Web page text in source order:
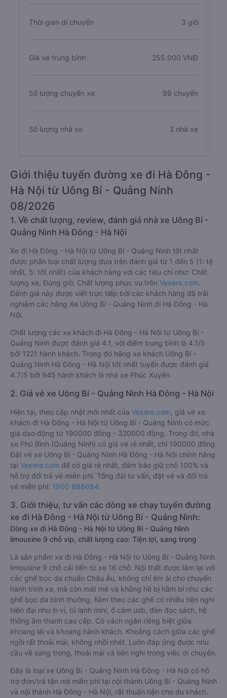
Thời gian di chuyển 3 giờ
Giá vé trung bình 255.000 VNĐ
Số lượng chuyến xe 99 chuyến
Số lượng nhà xe 3 nhà xe
Giới thiệu tuyến đường xe đi Hà Đông -
Hà Nội từ Uông Bí - Quảng Ninh
08/2026
1. Về chất lượng, review, đánh giá nhà xe Uông Bí -
Quảng Ninh Hà Đông - Hà Nội
Xe đi Hà Đông - Hà Nội từ Uông Bí - Quảng Ninh tốt nhất
được phân loại chất lượng dựa trên đánh giá từ 1 đến 5 (1: tệ
nhất, 5: tốt nhất) của khách hàng với các tiêu chí như: Chất
lượng xe, Đúng giờ, Chất lượng phục vụ trên Vexere.com.
Đánh giá này được viết trực tiếp bởi các khách hàng đã trải
nghiệm các hãng Xe Uông Bí - Quảng Ninh đi Hà Đông - Hà
Nội.
Chất lượng các xe khách đi Hà Đông - Hà Nội từ Uông Bí -
Quảng Ninh được đánh giá 4.1, với điểm trung bình là 4.1/5
bởi 1221 hành khách. Trong đó hãng xe khách Uông Bí -
Quảng Ninh Hà Đông - Hà Nội tốt nhất tuyến được đánh giá
4.7/5 bởi 945 hành khách là nhà xe Phúc Xuyên.
2. Giá vé xe Uông Bí - Quảng Ninh Hà Đông - Hà Nội
Hiện tại, theo cập nhật mới nhất của Vexere.com , giá vé xe
khách đi Hà Đông - Hà Nội từ Uông Bí - Quảng Ninh có mức
giá dao động từ 190000 đồng - 320000 đồng. Trong đó, nhà
xe Phú Bình (Quảng Ninh) có giá vé rẻ nhất, chỉ 190000 đồng.
Đặt vé xe Uông Bí - Quảng Ninh Hà Đông - Hà Nội chính hãng
tại Vexere.com để có giá rẻ nhất, đảm bảo giữ chỗ 100% và
hỗ trợ đổi trả vé miễn phí. Tổng đài tư vấn, đặt vé và đổi trả
vé miễn phí: 1900 888684.
3. Giới thiệu, tư vấn các dòng xe chạy tuyến đường
xe đi Hà Đông - Hà Nội từ Uông Bí - Quảng Ninh:
Dòng xe đi Hà Đông - Hà Nội từ Uông Bí - Quảng Ninh
limousine 9 chỗ vip, chất lượng cao: Tiện lợi, sang trọng
Là sản phẩm xe đi Hà Đông - Hà Nội từ Uông Bí - Quảng Ninh
limousine 9 chỗ cải tiến từ xe 16 chỗ. Nội thất được làm lại với
các ghế bọc da chuẩn Châu Âu, không chỉ êm ái cho chuyến
hành trình xa, mà còn mát mẻ và không hề bị hầm bí như các
ghế bọc da bình thường. Kèm theo các ghế có nhiều tiện nghi
hiện đại như ti-vi, tủ lạnh mini, ổ cắm usb, đèn đọc sách, hệ
thống âm thanh cao cấp. Có vách ngăn riêng biệt giữa
khoang lái và khoang hành khách. Khoảng cách giữa các ghế
ngồi rất thoải mái, không nhồi nhét. Luôn đáp ứng được nhu
cầu về sang trọng, thoải mái và tiện nghi trong việc di chuyển.
Đây là loại xe Uông Bí - Quảng Ninh Hà Đông - Hà Nội có hỗ
trợ đón/trả tận nơi miễn phí tại nội thành Uông Bí - Quảng Ninh
và nội thành Hà Đông - Hà Nội, rất thuận tiện cho du khách.